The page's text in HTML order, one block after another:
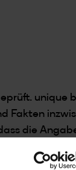
unique
Fakten
die